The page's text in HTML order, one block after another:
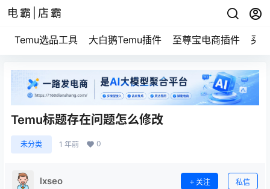
电霸|店霸
Temu选品工具 大白鹅Temu插件 至尊宝电商插件 买
Temu标题存在问题怎么修改
未分类 1 年前 0
lxseo 关注 私信